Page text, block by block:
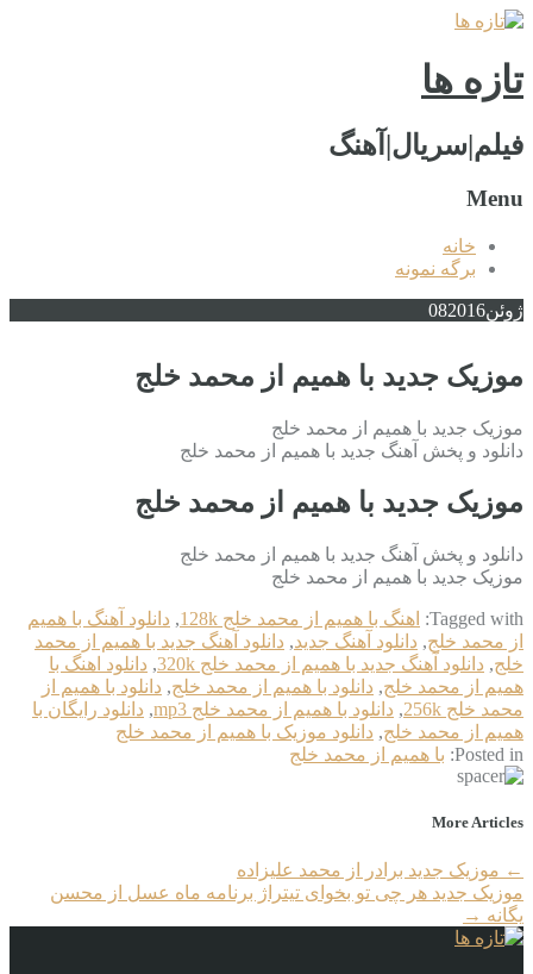
تازه ها
فیلم|سریال|آهنگ
Menu
خانه
برگه نمونه
ژوئن 082016
موزیک جدید با همیم از محمد خلج
موزیک جدید با همیم از محمد خلج
دانلود و پخش آهنگ جدید با همیم از محمد خلج
موزیک جدید با همیم از محمد خلج
دانلود و پخش آهنگ جدید با همیم از محمد خلج
موزیک جدید با همیم از محمد خلج
Tagged with: اهنگ با همیم از محمد خلج 128k , دانلود آهنگ با همیم
از محمد خلج, دانلود آهنگ جدید, دانلود آهنگ جدید با همیم از محمد
خلج, دانلود آهنگ جدید با همیم از محمد خلج 320k , دانلود اهنگ با
همیم از محمد خلج, دانلود با همیم از محمد خلج, دانلود با همیم از
محمد خلج 256k
, دانلود با همیم از محمد خلج mp3 , دانلود رایگان با
همیم از محمد خلج, دانلود موزیک با همیم از محمد خلج
Posted in: با همیم از محمد خلج
More Articles
← موزیک جدید برادر از محمد علیزاده
موزیک جدید هر چی تو بخوای تیتراژ برنامه ماه عسل از محسن
یگانه →